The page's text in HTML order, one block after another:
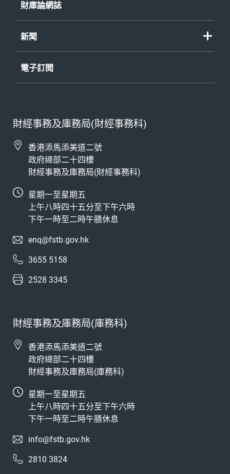
財庫論網誌
新聞
電子訂閱
財經事務及庫務局(財經事務科)
香港添馬添美道二號
政府總部二十四樓
財經事務及庫務局(財經事務科)
星期一至星期五
上午八時四十五分至下午六時
下午一時至二時午膳休息
enq@fstb.gov.hk
3655 5158
2528 3345
財經事務及庫務局(庫務科)
香港添馬添美道二號
政府總部二十四樓
財經事務及庫務局(庫務科)
星期一至星期五
上午八時四十五分至下午六時
下午一時至二時午膳休息
info@fstb.gov.hk
2810 3824